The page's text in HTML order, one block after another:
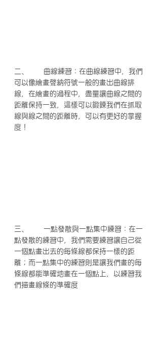
二、      曲線練習：在曲線練習中，我們
可以像繪畫聲納符號一般的畫出曲線排
線，在繪畫的過程中，盡量讓曲線之間的
距離保持一致，這樣可以鍛鍊我們在抓取
線與線之間的距離時，可以有更好的掌握
度！
三、      一點發散與一點集中練習：在一
點發散的練習中，我們需要練習讓自己從
一個點畫出去的每條線都保持一樣的距
離；而一點集中的練習則是讓我們畫的每
條線都能準確地畫在一個點上，以練習我
們描畫線條的準確度